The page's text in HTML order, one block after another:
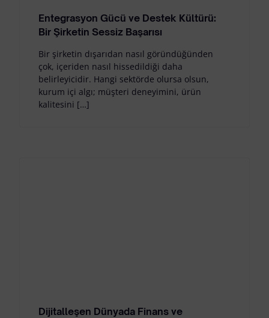
Entegrasyon Gücü ve Destek Kültürü:
Bir Şirketin Sessiz Başarısı
Bir şirketin dışarıdan nasıl göründüğünden
çok, içeriden nasıl hissedildiği daha
belirleyicidir. Hangi sektörde olursa olsun,
kurum içi algı; müşteri deneyimini, ürün
kalitesini […]
Dijitalleşen Dünyada Finans ve